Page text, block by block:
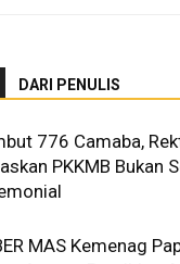
DARI PENULIS
776 Camaba,
PKKMB Bukan
MAS Kemenag